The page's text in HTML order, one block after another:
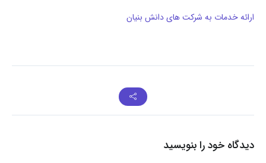
ارائه خدمات به شرکت های دانش بنیان
دیدگاه خود را بنویسید